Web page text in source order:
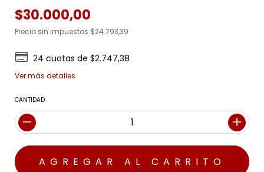
$30.000,00
Precio sin impuestos $24.793,39
24 cuotas de$2.747,38
Ver más detalles
CANTIDAD